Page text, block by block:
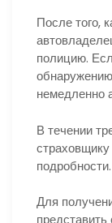
После того,
полицию.
немедленно
В течении
подробности.
Для